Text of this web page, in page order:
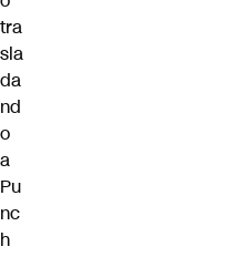
tra
sla
da
nd
o
a
Pu
nc
h